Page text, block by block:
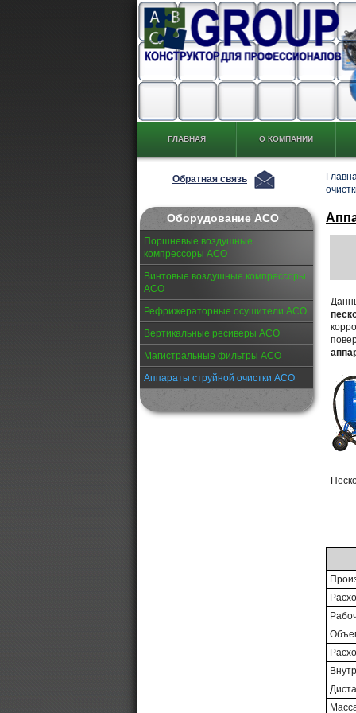
ГЛАВНАЯ О КОМПАНИИ
Обратная связь
Оборудование АСО
Поршневые воздушные
компрессоры АСО
Винтовые воздушные компрессоры
АСО
Рефрижераторные осушители АСО
Вертикальные ресиверы АСО
Магистральные фильтры АСО
Аппараты струйной очистки АСО